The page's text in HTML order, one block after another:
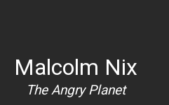
Malcolm Nix
The Angry Planet